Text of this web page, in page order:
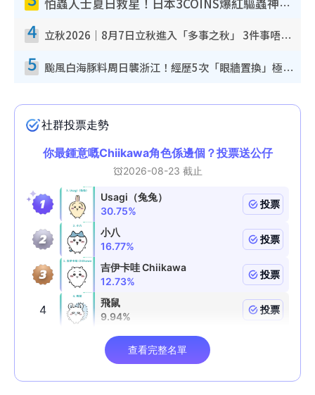
怕蟲人士夏日救星！日本3COINS爆紅驅蟲神器$45起 1招「全程免觸碰」輕鬆搞定小強
4 立秋2026｜8月7日立秋進入「多事之秋」 3件事唔做得！專家教6招開運 清枱頭／銀包納氣接好運
5 颱風白海豚料周日襲浙江！經歷5次「眼牆置換」極罕見 成登陸內地最長途颱風